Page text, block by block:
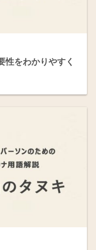
性をわかりやすく